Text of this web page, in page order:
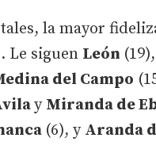
la mayor
Le siguen León (19),
del Campo
y Miranda de
(6), y Aranda